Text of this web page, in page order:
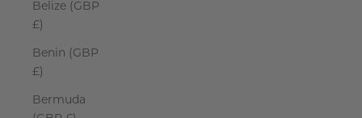
Belize (GBP
£)
Benin (GBP
£)
Bermuda